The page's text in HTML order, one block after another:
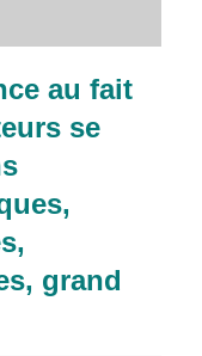
au fait
se
grand